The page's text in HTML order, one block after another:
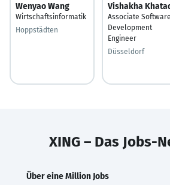
Wenyao Wang
Wirtschaftsinformatik
Hoppstädten
Vishakha
Associate Software
Development
Engineer
Düsseldorf
XING – Das Jobs-
Über eine Million Jobs